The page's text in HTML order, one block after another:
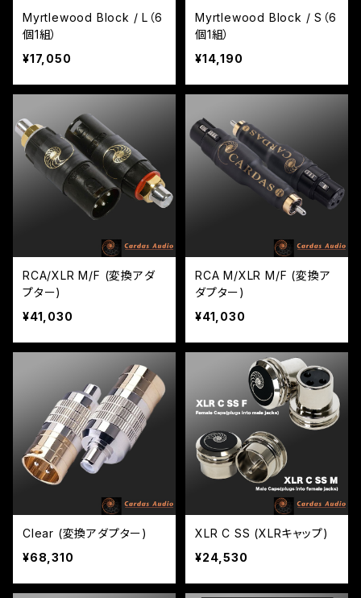
Myrtlewood Block / L（6
個1組）
¥17,050
Myrtlewood Block / S（6
個1組）
¥14,190
RCA/XLR M/F (変換アダ
プター)
¥41,030
RCA M/XLR M/F (変換ア
ダプター)
¥41,030
Clear (変換アダプター)
¥68,310
XLR C SS (XLRキャップ)
¥24,530